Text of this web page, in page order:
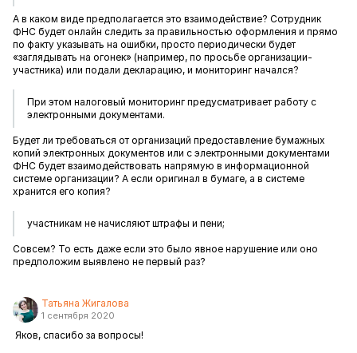
А в каком виде предполагается это взаимодействие? Сотрудник
ФНС будет онлайн следить за правильностью оформления и прямо
по факту указывать на ошибки, просто периодически будет
«заглядывать на огонек» (например, по просьбе организации-
участника) или подали декларацию, и мониторинг начался?
При этом налоговый мониторинг предусматривает работу с
электронными документами.
Будет ли требоваться от организаций предоставление бумажных
копий электронных документов или с электронными документами
ФНС будет взаимодействовать напрямую в информационной
системе организации? А если оригинал в бумаге, а в системе
хранится его копия?
участникам не начисляют штрафы и пени;
Совсем? То есть даже если это было явное нарушение или оно
предположим выявлено не первый раз?
Татьяна Жигалова
1 сентября 2020
Яков, спасибо за вопросы!